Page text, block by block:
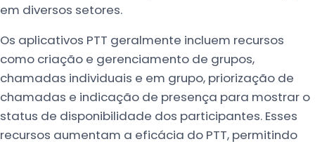
em diversos setores.
Os aplicativos PTT geralmente incluem recursos
como criação e gerenciamento de grupos,
chamadas individuais e em grupo, priorização de
chamadas e indicação de presença para mostrar o
status de disponibilidade dos participantes. Esses
recursos aumentam a eficácia do PTT, permitindo